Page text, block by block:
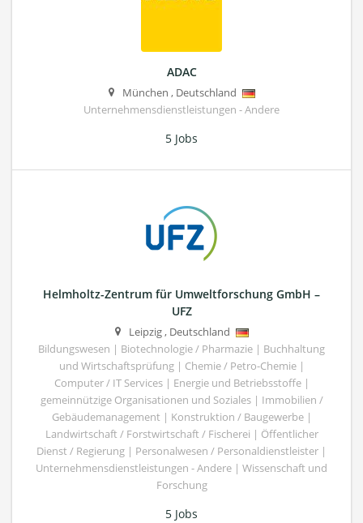
ADAC
München , Deutschland
Unternehmensdienstleistungen - Andere
5 Jobs
Helmholtz-Zentrum für Umweltforschung GmbH –
UFZ
Leipzig, Deutschland
Bildungswesen | Biotechnologie / Pharmazie | Buchhaltung
und Wirtschaftsprüfung | Chemie / Petro-Chemie |
Computer / IT Services | Energie und Betriebsstoffe |
gemeinnützige Organisationen und Soziales | Immobilien /
Gebäudemanagement | Konstruktion / Baugewerbe |
Landwirtschaft / Forstwirtschaft / Fischerei | Öffentlicher
Dienst / Regierung | Personalwesen / Personaldienstleister |
Unternehmensdienstleistungen - Andere | Wissenschaft und
Forschung
5 Jobs